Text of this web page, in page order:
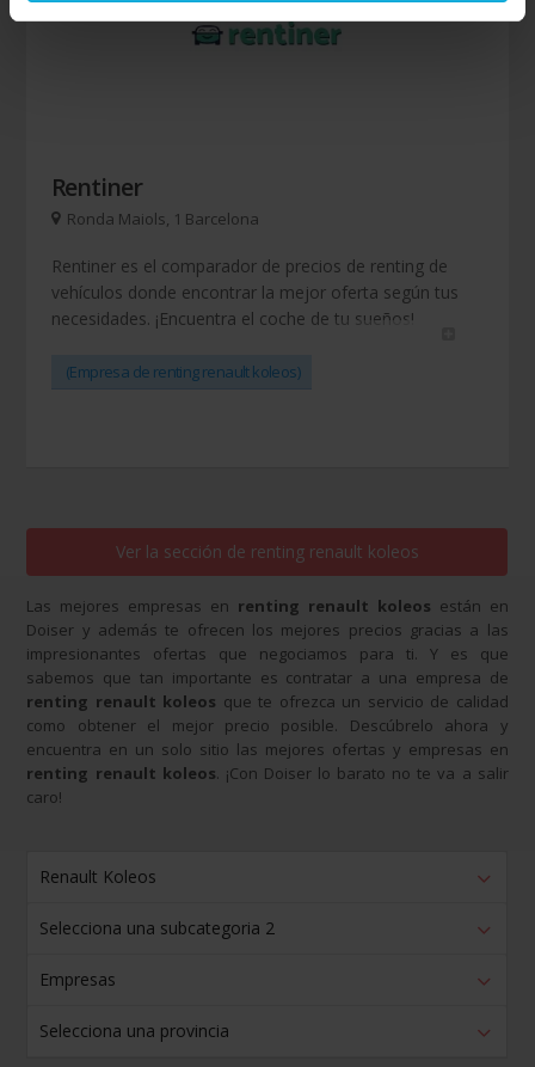
Rentiner
Ronda Maiols, 1 Barcelona
Rentiner es el comparador de precios de renting de
vehículos donde encontrar la mejor oferta según tus
necesidades. ¡Encuentra el coche de tu sueños!
(Empresa de renting renault koleos)
Ver la sección de renting renault koleos
Las mejores empresas en renting renault koleos están en
Doiser y además te ofrecen los mejores precios gracias a las
impresionantes ofertas que negociamos para ti. Y es que
sabemos que tan importante es contratar a una empresa de
renting renault koleos que te ofrezca un servicio de calidad
como obtener el mejor precio posible. Descúbrelo ahora y
encuentra en un solo sitio las mejores ofertas y empresas en
renting renault koleos. ¡Con Doiser lo barato no te va a salir
caro!
Renault Koleos
Selecciona una subcategoria 2
Empresas
Selecciona una provincia